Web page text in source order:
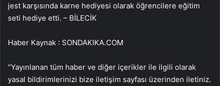
jest karşısında karne hediyesi olarak öğrencilere eğitim
seti hediye etti. – BİLECİK
Haber Kaynak : SONDAKIKA.COM
“Yayınlanan tüm haber ve diğer içerikler ile ilgili olarak
yasal bildirimlerinizi bize iletişim sayfası üzerinden iletiniz.